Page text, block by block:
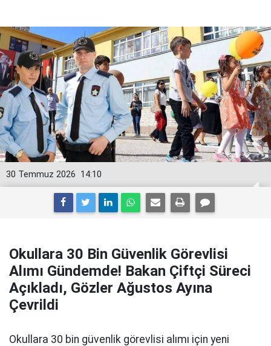
14:10
30 Temmuz 2026
Okullara 30 Bin Güvenlik Görevlisi
Alımı Gündemde! Bakan Çiftçi Süreci
Açıkladı, Gözler Ağustos Ayına
Çevrildi
Okullara 30 bin güvenlik görevlisi alımı için yeni